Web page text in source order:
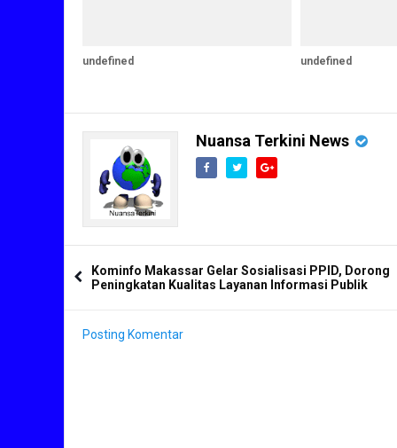
undefined undefined
Nuansa Terkini News
Kominfo Makassar Gelar Sosialisasi PPID, Dorong
Peningkatan Kualitas Layanan Informasi Publik
Posting Komentar